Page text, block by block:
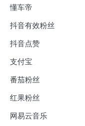
懂车帝
抖音有效粉丝
抖音点赞
支付宝
番茄粉丝
红果粉丝
网易云音乐